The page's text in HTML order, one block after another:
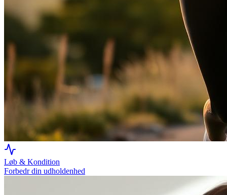
Løb & Kondition
Forbedr din udholdenhed